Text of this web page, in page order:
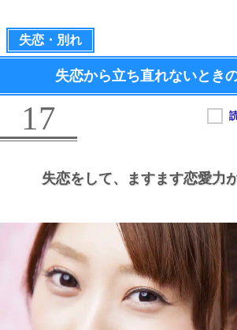
失恋・別れ
失恋から立ち直れないとき
17
失恋をして、 ますます恋愛力